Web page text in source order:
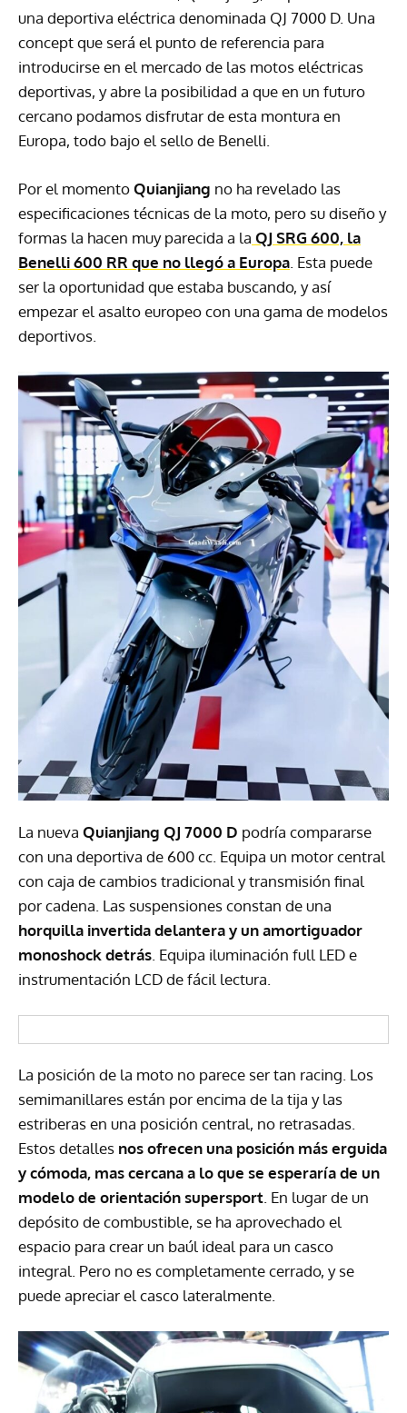
una deportiva eléctrica denominada QJ 7000 D. Una
concept que será el punto de referencia para
introducirse en el mercado de las motos eléctricas
deportivas, y abre la posibilidad a que en un futuro
cercano podamos disfrutar de esta montura en
Europa, todo bajo el sello de Benelli.
Por el momentoQuianjiang no ha revelado las
especificaciones técnicas de la moto, pero su diseño y
formas la hacen muy parecida a la QJ SRG 600, la
Benelli 600 RR que no llegó a Europa . Esta puede
ser la oportunidad que estaba buscando, y así
empezar el asalto europeo con una gama de modelos
deportivos.
La nueva Quianjiang QJ 7000 D podría compararse
con una deportiva de 600 cc. Equipa un motor central
con caja de cambios tradicional y transmisión final
por cadena. Las suspensiones constan de una
horquilla invertida delantera y un amortiguador
monoshock detrás . Equipa iluminación full LED e
instrumentación LCD de fácil lectura.
La posición de la moto no parece ser tan racing. Los
semimanillares están por encima de la tija y las
estriberas en una posición central, no retrasadas.
Estos detalles nos ofrecen una posición más erguida
ycómoda, mas cercana a lo que se esperaría de un
modelo de orientación supersport . En lugar de un
depósito de combustible, se ha aprovechado el
espacio para crear un baúl ideal para un casco
integral. Pero no es completamente cerrado, y se
puede apreciar el casco lateralmente.